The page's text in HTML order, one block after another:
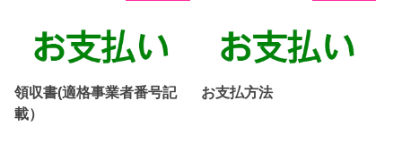
領収書(適格事業者番号記
載）
お支払方法